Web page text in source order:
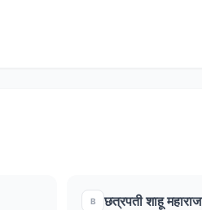
B छत्रपती शाहू महाराज